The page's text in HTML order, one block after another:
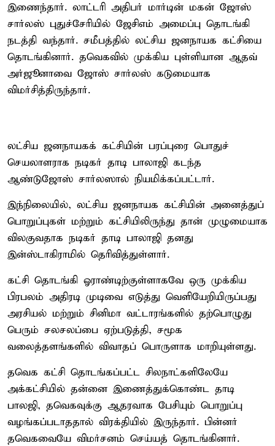
இணைந்தார். லாட்டரி அதிபர் மார்டின் மகன் ஜோஸ்
சார்லஸ் புதுச்சேரியில் ஜேசிஎம் அமைப்பு தொடங்கி
நடத்தி வந்தார். சமீபத்தில் லட்சிய ஜனநாயக கட்சியை
தொடங்கினார். தவெகவில் முக்கிய புள்ளியான ஆதவ்
அர்ஜூனாவை ஜோஸ் சார்லஸ் கடுமையாக
விமர்சித்திருந்தார்.
லட்சிய ஜனநாயகக் கட்சியின் பரப்புரை பொதுச்
செயலாளராக நடிகர் தாடி பாலாஜி கடந்த
ஆண்டுஜோஸ் சார்லஸால் நியமிக்கப்பட்டார்.
இந்நிலையில், லட்சிய ஜனநாயக கட்சியின் அனைத்துப்
பொறுப்புகள் மற்றும் கட்சியிலிருந்து தான் முழுமையாக
விலகுவதாக நடிகர் தாடி பாலாஜி தனது
இன்ஸ்டாகிராமில் தெரிவித்துள்ளார்.
கட்சி தொடங்கி ஓராண்டிற்குள்ளாகவே ஒரு முக்கிய
பிரபலம் அதிரடி முடிவை எடுத்து வெளியேறியிருப்பது
அரசியல் மற்றும் சினிமா வட்டாரங்களில் தற்பொழுது
பெரும் சலசலப்பை ஏற்படுத்தி, சமூக
வலைத்தளங்களில் விவாதப் பொருளாக மாறியுள்ளது.
தவெக கட்சி தொடங்கப்பட்ட சிலநாட்களிலேயே
அக்கட்சியில் தன்னை இணைத்துக்கொண்ட தாடி
பாலஜி, தவெகவுக்கு ஆதரவாக பேசியும் பொறுப்பு
வழங்கப்படாததால் விரக்தியில் இருந்தார். பின்னர்
தவெகவையே விமர்சனம் செய்யத் தொடங்கினார்.